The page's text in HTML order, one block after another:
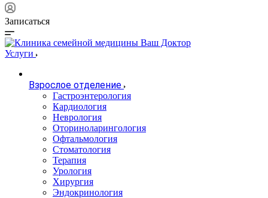
Записаться
Услуги
Взрослое отделение
Гастроэнтерология
Кардиология
Неврология
Оториноларингология
Офтальмология
Стоматология
Терапия
Урология
Хирургия
Эндокринология